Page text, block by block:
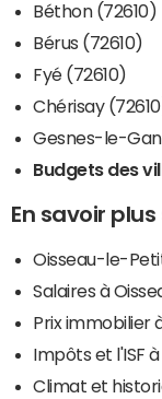
Béthon (72610)
Bérus (72610)
Fyé (72610)
Chérisay
Gesnes-le-
Budgets des
En savoir
Oisseau-le-
Salaires à
Prix immobilier
Impôts et l'ISF
Climat et